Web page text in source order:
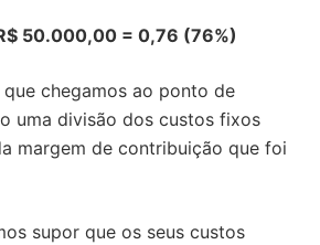
50.000,00 = 0,76 (76%)
chegamos ao ponto de
uma divisão dos custos fixos
margem de contribuição que foi
supor que os seus custos